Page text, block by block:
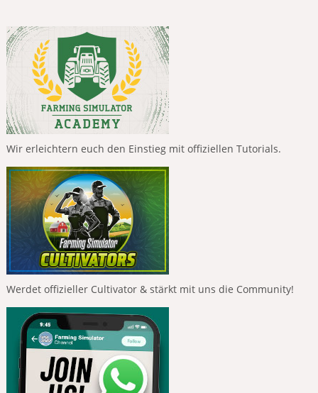
Wir erleichtern euch den Einstieg mit offiziellen Tutorials.
Werdet offizieller Cultivator & stärkt mit uns die Community!